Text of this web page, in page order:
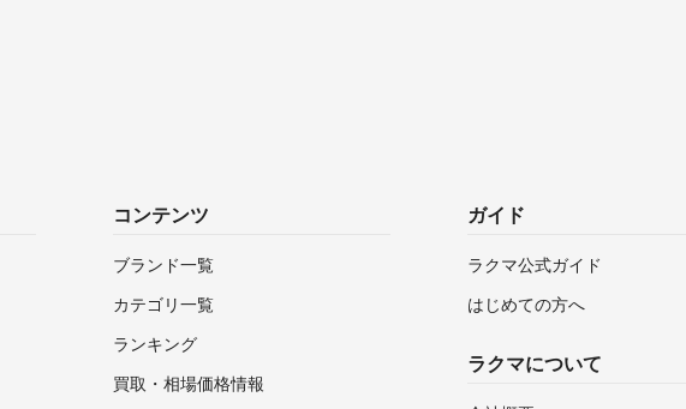
コンテンツ
ブランド一覧
カテゴリ一覧
ランキング
買取・相場価格情報
ガイド
ラクマ公式ガイド
はじめての方へ
ラクマについて